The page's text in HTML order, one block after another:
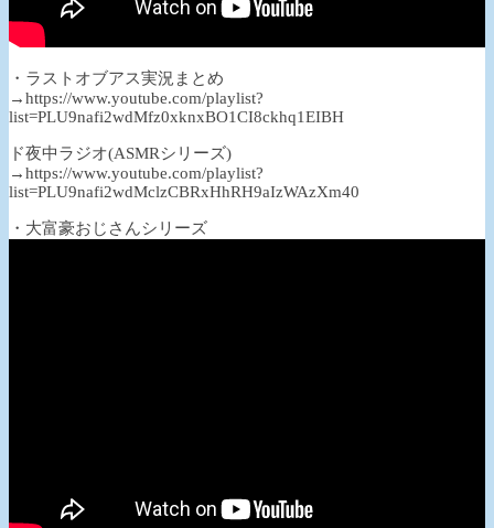
・ラストオブアス実況まとめ
→https://www.youtube.com/playlist?
list=PLU9nafi2wdMfz0xknxBO1CI8ckhq1EIBH
ド夜中ラジオ(ASMRシリーズ)
→https://www.youtube.com/playlist?
list=PLU9nafi2wdMclzCBRxHhRH9aIzWAzXm40
・大富豪おじさんシリーズ